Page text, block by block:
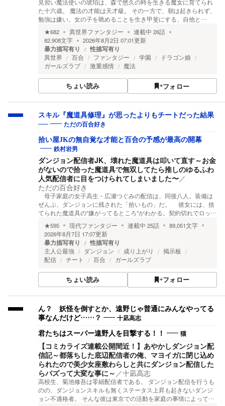
見習い魔法使いの琥珀は、森で悠久の時を生きる魔女に育てられ
た十六歳。 魔法の才能は天才級。 その一方で、朝は起きられず、
勉強は嫌い。女の子を眺めることを生き甲斐にする、自他と…
★682 異世界ファンタジー 連載中 26話
82,908文字 2026年8月2日 07:01更新
暴力描写有り 性描写有り
異世界 百合 ファンタジー 学園
ドラゴン娘
ガールズラブ
激重感情 魔法
ちょい読み フォロー
スキル『魔道具修理』が思ったよりもチートだった結果
──
ただの百合好き
拾い屋JKの無自覚な才能と百合の予感が最高の開幕
鉄村岩男
ダンジョン配信者JK、壊れた魔道具は叩いて直す～お金
がないので拾った魔道具で無双してたら推しのゆるふわ
人気配信者に目をつけられてしまいました〜／
ただの百合好き
母子家庭の女子高生・広瀬つぐみの配信は、同接八人。装備は
ぜんぶ、ダンジョンに残された「拾いもの」だ。 彼女には、捨
てられた魔道具の"嫌がってるところ"がわかる。契約切れでロッ…
★595 現代ファンタジー 連載中 25話 89,051文字
2026年8月7日 17:07更新
暴力描写有り 性描写有り
主人公最強 ダンジョン 成り上がり
掲示板
配信
チート 百合 ガールズラブ
ちょい読み フォロー
ん？ 妖怪を倒すとか、遠野じゃ普通にみんなやってる
事なんだけど……？
十凪高志
君たちはスーパー遠野人を目撃する！！ 猫
【コミカライズ連載公開間近！】あやかしダンジョン配
信記～都落ちした底辺配信者の俺、マヨイガに閉じ込め
られたので美少女座敷わらしと共にダンジョン配信した
らバズって大変な事に～ ／十凪高志
高校生、菊池修吾は零細配信者である。 ダンジョン配信を行うも
のの、ダンジョンスキルも無くステータス上昇も起きないダンジ
ョン不適格者。 そんな彼は東京での活動を家庭の事情によって…